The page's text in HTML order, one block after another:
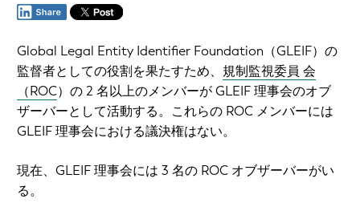
Global Legal Entity Identifier Foundation（GLEIF）の
監督者としての役割を果たすため、 規制監視委員 会
（ROC）の 2 名以上のメンバーが GLEIF 理事会のオブ
ザーバーとして活動する。これらの ROC メンバーには
GLEIF 理事会における議決権はない。
現在、GLEIF 理事会には 3 名の ROC オブザーバーがい
る。